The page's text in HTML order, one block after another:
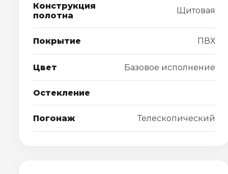
Конструкция
полотна
Щитовая
Покрытие ПВХ
Цвет Базовое исполнение
Остекление
Погонаж Телескопический